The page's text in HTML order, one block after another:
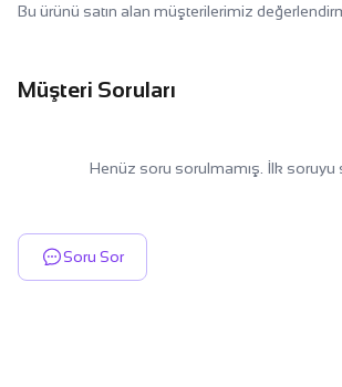
Bu ürünü satın alan müşterilerimiz
Müşteri Soruları
Henüz soru sorulmamış. İlk soruyu
Soru Sor